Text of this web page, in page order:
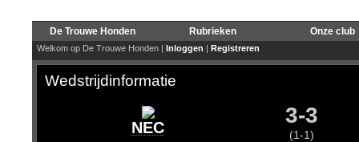
De Trouwe Honden Rubrieken Onze club
Welkom op De Trouwe Honden | Inloggen | Registreren
Wedstrijdinformatie
NEC 3-3
(1-1)